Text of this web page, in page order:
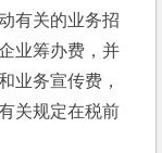
有关的业务招
业筹办费，并
业务宣传费，
关规定在税前